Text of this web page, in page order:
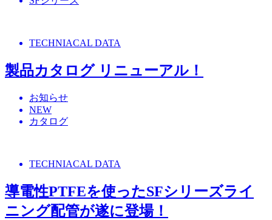
TECHNIACAL DATA
製品カタログ リニューアル！
お知らせ
NEW
カタログ
TECHNIACAL DATA
導電性PTFEを使ったSFシリーズライ
ニング配管が遂に登場！